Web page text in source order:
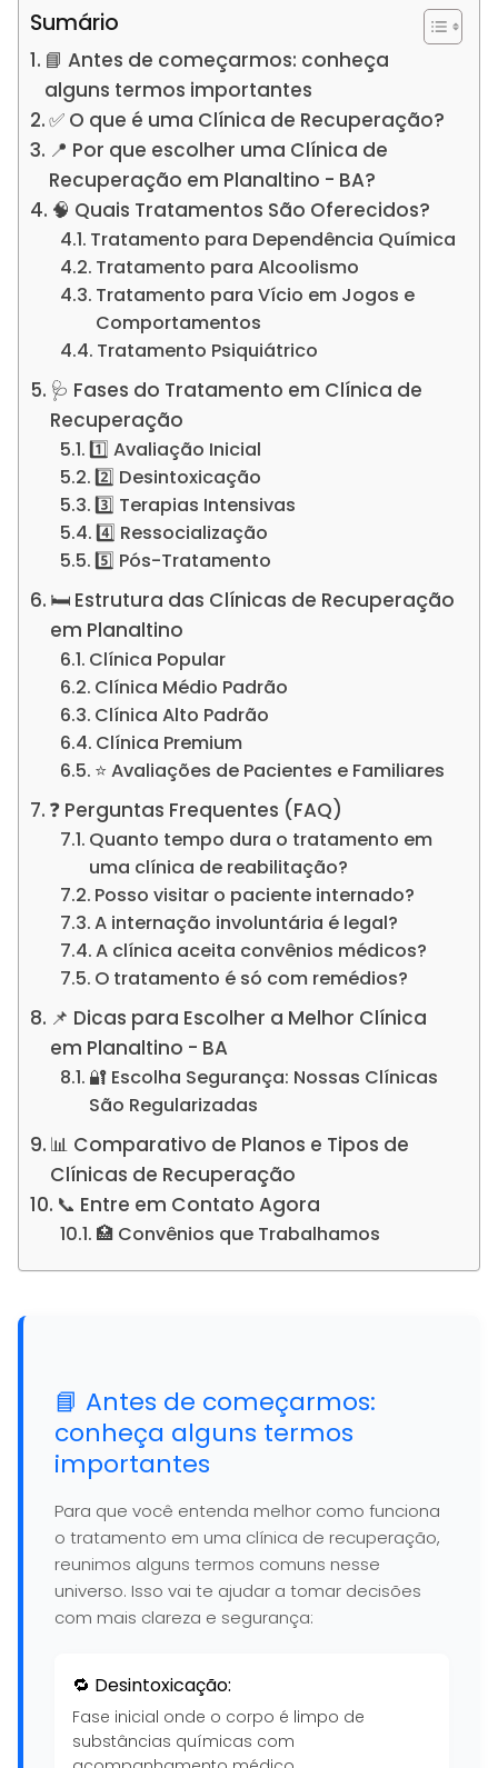
Sumário
📘 Antes de começarmos: conheça
alguns termos importantes
✅ O que é uma Clínica de Recuperação?
📍 Por que escolher uma Clínica de
Recuperação em Planaltino - BA?
🧠 Quais Tratamentos São Oferecidos?
Tratamento para Dependência Química
Tratamento para Alcoolismo
Tratamento para Vício em Jogos e
Comportamentos
Tratamento Psiquiátrico
🩺 Fases do Tratamento em Clínica de
Recuperação
1️⃣ Avaliação Inicial
2️⃣ Desintoxicação
3️⃣ Terapias Intensivas
4️⃣ Ressocialização
5️⃣ Pós-Tratamento
🛏️ Estrutura das Clínicas de Recuperação
em Planaltino
Clínica Popular
Clínica Médio Padrão
Clínica Alto Padrão
Clínica Premium
⭐ Avaliações de Pacientes e Familiares
❓ Perguntas Frequentes (FAQ)
Quanto tempo dura o tratamento em
uma clínica de reabilitação?
Posso visitar o paciente internado?
A internação involuntária é legal?
A clínica aceita convênios médicos?
O tratamento é só com remédios?
📌 Dicas para Escolher a Melhor Clínica
em Planaltino - BA
🔐 Escolha Segurança: Nossas Clínicas
São Regularizadas
📊 Comparativo de Planos e Tipos de
Clínicas de Recuperação
📞 Entre em Contato Agora
🏥 Convênios que Trabalhamos
📘 Antes de começarmos:
conheça alguns termos
importantes
Para que você entenda melhor como funciona
o tratamento em uma clínica de recuperação,
reunimos alguns termos comuns nesse
universo. Isso vai te ajudar a tomar decisões
com mais clareza e segurança:
🔁 Desintoxicação:
Fase inicial onde o corpo é limpo de
substâncias químicas com